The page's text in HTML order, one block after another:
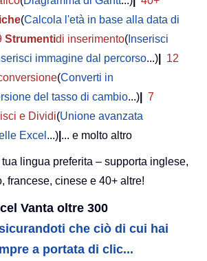
(Calcola l'età in base alla data di
Strumentidi inserimento( Inserisci
immagine dal percorso...)
12
(Converti in
del tasso di cambio...)
7
e Dividi(Unione avanzata
Excel ...) ... e molto altro
lingua preferita – supporta inglese,
francese, cinese e 40+ altre!
Vanta oltre 300
che ciò di cui hai
a portata di clic...